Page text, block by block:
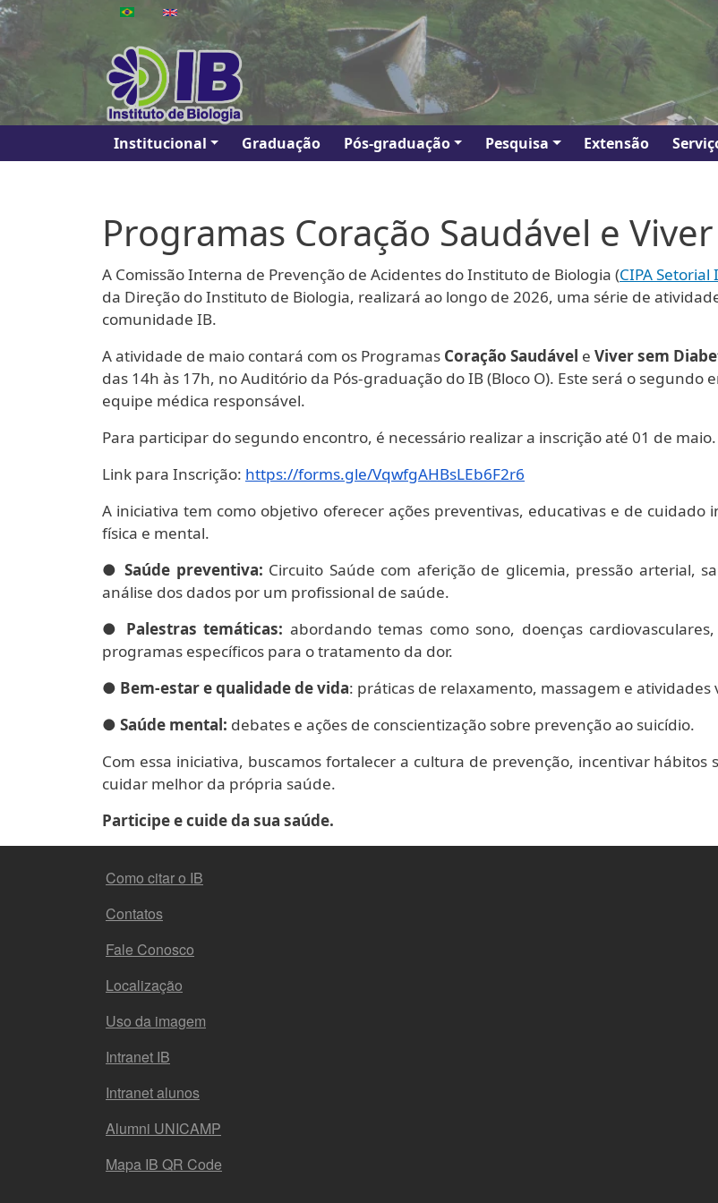
Pular para o conteúdo principal
Main navigation
Institucional Graduação Pós-graduação Pesquisa Extensão
Programas Coração Saudável e
A Comissão Interna de Prevenção de Acidentes do Instituto de Biologia (CIPA Setorial
da Direção do Instituto de Biologia, realizará ao longo de 2026, uma série de
comunidade IB.
A atividade de maio contará com os Programas Coração Saudável e Viver sem
das 14h às 17h, no Auditório da Pós-graduação do IB (Bloco O). Este será o
equipe médica responsável.
Para participar do segundo encontro, é necessário realizar a inscrição até 01 de maio.
Link para Inscrição: https://forms.gle/VqwfgAHBsLEb6F2r6
A iniciativa tem como objetivo oferecer ações preventivas, educativas e de
física e mental.
● Saúde preventiva: Circuito Saúde com aferição de glicemia, pressão arterial,
análise dos dados por um profissional de saúde.
● Palestras temáticas: abordando temas como sono, doenças
programas específicos para o tratamento da dor.
● Bem-estar e qualidade de vida: práticas de relaxamento, massagem e atividades
● Saúde mental: debates e ações de conscientização sobre prevenção ao suicídio.
Com essa iniciativa, buscamos fortalecer a cultura de prevenção, incentivar
cuidar melhor da própria saúde.
Participe e cuide da sua saúde.
FOOTER MENU
Como citar o IB
Contatos
Fale Conosco
Localização
Uso da imagem
Intranet IB
Intranet alunos
Alumni UNICAMP
Mapa IB QR Code